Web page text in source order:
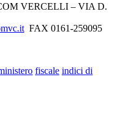
VERCELLI – VIA D.
FAX 0161-259095
fiscale indici di